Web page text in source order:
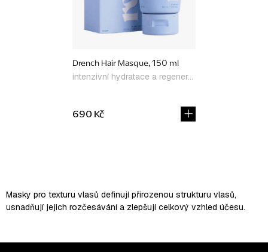
Drench Hair Masque, 150 ml
intenzivní hydratace a regenerace
690 Kč
á
d
c
Masky pro texturu vlasů definují přirozenou strukturu vlasů,
usnadňují jejich rozčesávání a zlepšují celkový vzhled účesu.